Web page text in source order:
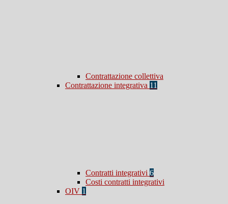
Contrattazione collettiva
Contrattazione integrativa 11
Contratti integrativi 6
Costi contratti integrativi
OIV 1